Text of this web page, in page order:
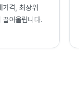
격, 최상위
끌어올립니다.